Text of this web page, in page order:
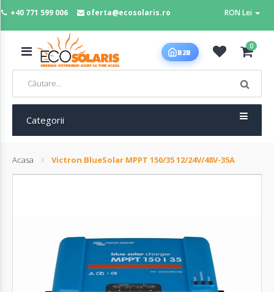
+40 771 599 006 oferta@ecosolaris.ro RON Lei
MENIU
Panouri
fotovoltaice
Sisteme
fotovoltaice
Autentifică-
B2B
0
Categorii
Acasa Victron BlueSolar MPPT 150/35 12/24V/48V-35A